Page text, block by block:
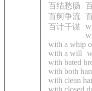
百结愁肠
百舸争流
百计千谋
with a whip
with a will
with bated
with both
with clean
with closed